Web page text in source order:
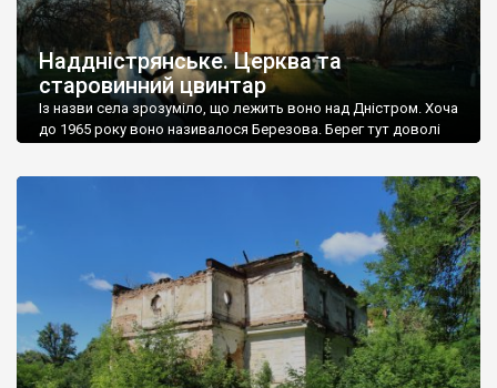
Наддністрянське. Церква та
старовинний цвинтар
Із назви села зрозуміло, що лежить воно над Дністром. Хоча
до 1965 року воно називалося Березова. Берег тут доволі
Наддністрянське відрізняється від більшості навколишніх
сіл. У селі є мурована Михайлівська церква. Точної дати […]